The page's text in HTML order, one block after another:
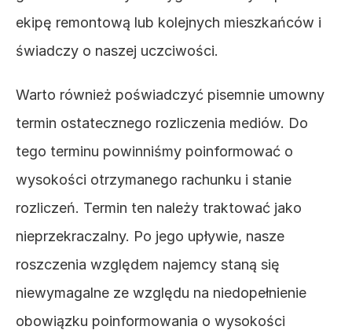
ekipę remontową lub kolejnych mieszkańców i
świadczy o naszej uczciwości.
Warto również poświadczyć pisemnie umowny
termin ostatecznego rozliczenia mediów. Do
tego terminu powinniśmy poinformować o
wysokości otrzymanego rachunku i stanie
rozliczeń. Termin ten należy traktować jako
nieprzekraczalny. Po jego upływie, nasze
roszczenia względem najemcy staną się
niewymagalne ze względu na niedopełnienie
obowiązku poinformowania o wysokości